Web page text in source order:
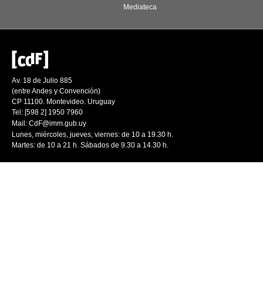
Mediateca
Av. 18 de Julio 885
(entre Andes y Convención)
CP 11100. Montevideo. Uruguay
Tel: [598 2] 1950 7960
Mail: CdF@imm.gub.uy
Lunes, miércoles, jueves, viernes: de 10 a 19.30 h.
Martes: de 10 a 21 h. Sábados de 9.30 a 14.30 h.